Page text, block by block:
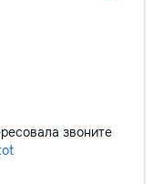
звоните